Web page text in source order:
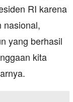
RI karena
nasional,
yang berhasil
kita